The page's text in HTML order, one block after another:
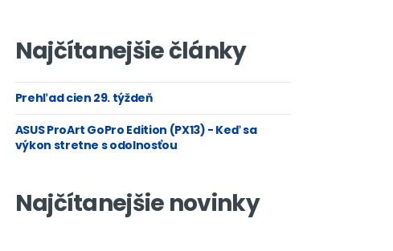
Najčítanejšie články
Prehľad cien 29. týždeň
ASUS ProArt GoPro Edition (PX13) - Keď sa
výkon stretne s odolnosťou
Najčítanejšie novinky